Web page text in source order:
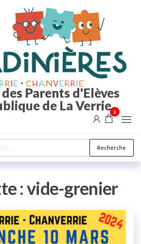
Parents d'Elèves
de La Verrie 0
Recherche
:vide-grenier